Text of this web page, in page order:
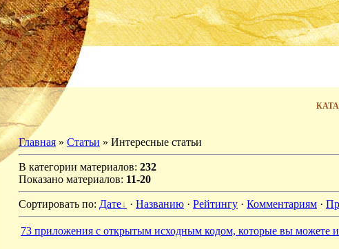
Главная » Статьи » Интересные статьи
В категории материалов: 232
Показано материалов: 11-20
Сортировать по: Дате · Названию · Рейтингу · Комментариям ·
73 приложения с открытым исходным кодом, которые вы можете